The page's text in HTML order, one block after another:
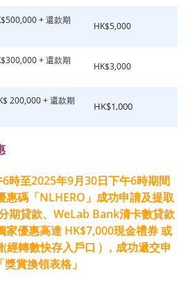
+ 還款期
HK$5,000
+ 還款期
HK$3,000
200,000 + 還款期
HK$1,000
時至2025年9月30日下午6時期間
碼「NLHERO」成功申請及提取
期貸款、WeLab Bank清卡數貸款
優惠高達 HK$7,000現金禮券 或
經轉數快存入戶口 ) ，成功遞交申
賞換領表格」